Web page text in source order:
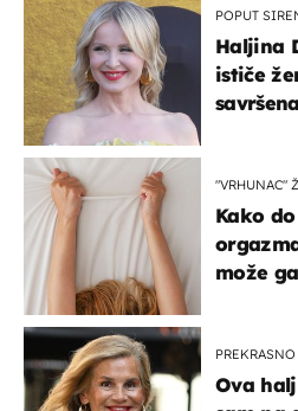
POPUT
Haljina
ističe
"VRHUNAC"
Kako
može
Ova